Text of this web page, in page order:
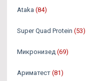
Ataka (84)
Super Quad Protein (53)
Микронизед (69)
Ариматест (81)